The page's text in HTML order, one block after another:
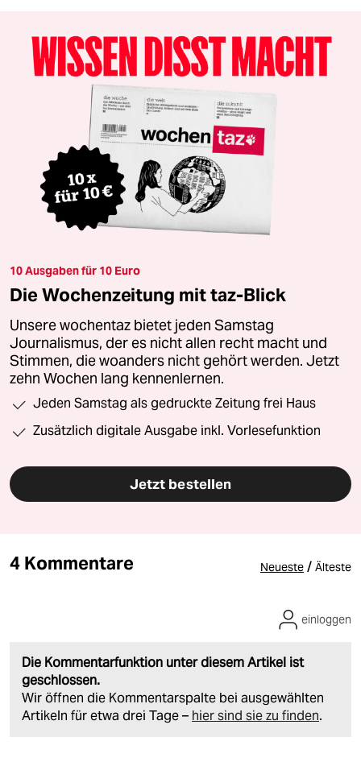
10 Ausgaben für 10 Euro
Die Wochenzeitung mit taz-Blick
Unsere wochentaz bietet jeden Samstag
Journalismus, der es nicht allen recht macht und
Stimmen, die woanders nicht gehört werden. Jetzt
zehn Wochen lang kennenlernen.
Jeden Samstag als gedruckte Zeitung frei Haus
Zusätzlich digitale Ausgabe inkl. Vorlesefunktion
Jetzt bestellen
4 Kommentare Neueste / Älteste
Die Kommentarfunktion unter diesem Artikel ist
geschlossen.
Wir öffnen die Kommentarspalte bei ausgewählten
Artikeln für etwa drei Tage – hier sind sie zu finden.
einloggen